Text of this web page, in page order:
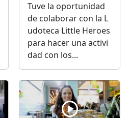
Tuve la oportunidad
de colaborar con la L
udoteca Little Heroes
para hacer una activi
dad con los...